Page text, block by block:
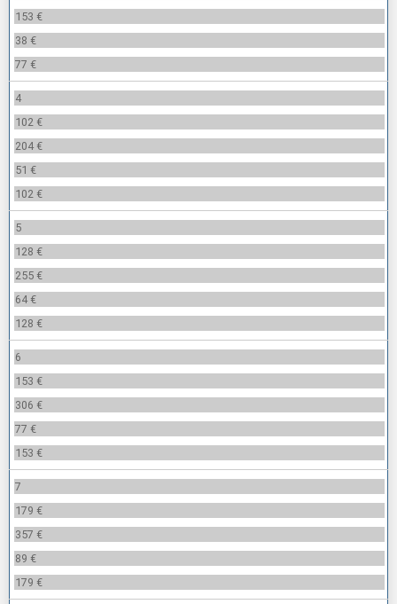
153 €
38 €
77 €
4
102 €
204 €
51 €
102 €
5
128 €
255 €
64 €
128 €
6
153 €
306 €
77 €
153 €
7
179 €
357 €
89 €
179 €